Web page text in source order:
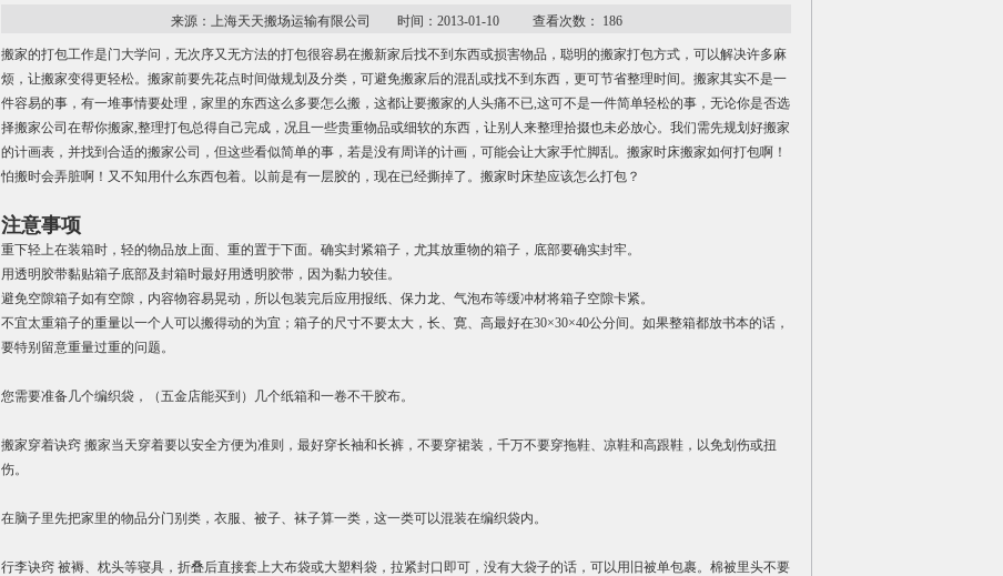
来源：上海天天搬场运输有限公司 时间：2013-01-10 查看次数： 186
搬家的打包工作是门大学问，无次序又无方法的打包很容易在搬新家后找不到东西或损害物品，聪明的搬家打包方式，可以解决许多麻
烦，让搬家变得更轻松。搬家前要先花点时间做规划及分类，可避免搬家后的混乱或找不到东西，更可节省整理时间。搬家其实不是一
件容易的事，有一堆事情要处理，家里的东西这么多要怎么搬，这都让要搬家的人头痛不已,这可不是一件简单轻松的事，无论你是否选
择搬家公司在帮你搬家,整理打包总得自己完成，况且一些贵重物品或细软的东西，让别人来整理拾掇也未必放心。我们需先规划好搬家
的计画表，并找到合适的搬家公司，但这些看似简单的事，若是没有周详的计画，可能会让大家手忙脚乱。搬家时床搬家如何打包啊！
怕搬时会弄脏啊！又不知用什么东西包着。以前是有一层胶的，现在已经撕掉了。搬家时床垫应该怎么打包？
注意事项
重下轻上在装箱时，轻的物品放上面、重的置于下面。确实封紧箱子，尤其放重物的箱子，底部要确实封牢。
用透明胶带黏贴箱子底部及封箱时最好用透明胶带，因为黏力较佳。
避免空隙箱子如有空隙，内容物容易晃动，所以包装完后应用报纸、保力龙、气泡布等缓冲材将箱子空隙卡紧。
不宜太重箱子的重量以一个人可以搬得动的为宜；箱子的尺寸不要太大，长、寛、高最好在30×30×40公分间。如果整箱都放书本的话，
要特别留意重量过重的问题。
您需要准备几个编织袋，（五金店能买到）几个纸箱和一卷不干胶布。
搬家穿着诀窍 搬家当天穿着要以安全方便为准则，最好穿长袖和长裤，不要穿裙装，千万不要穿拖鞋、凉鞋和高跟鞋，以免划伤或扭
伤。
在脑子里先把家里的物品分门别类，衣服、被子、袜子算一类，这一类可以混装在编织袋内。
行李诀窍 被褥、枕头等寝具，折叠后直接套上大布袋或大塑料袋，拉紧封口即可，没有大袋子的话，可以用旧被单包裹。棉被里头不要